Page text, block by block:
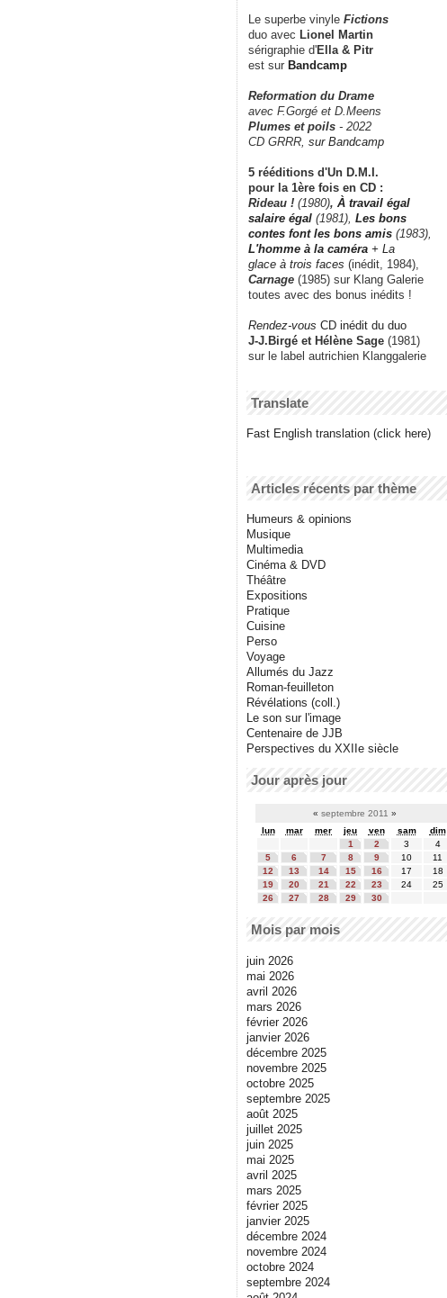
Le superbe vinyle Fictions
duo avec Lionel Martin
sérigraphie d'Ella & Pitr
est sur Bandcamp
Reformation du Drame
avec F.Gorgé et D.Meens
Plumes et poils - 2022
CD GRRR, sur Bandcamp
5 rééditions d'Un D.M.I.
pour la 1ère fois en CD :
Rideau ! (1980), À travail égal
salaire égal (1981), Les bons
contes font les bons amis (1983),
L'homme à la caméra + La
glace à trois faces (inédit, 1984),
Carnage (1985) sur Klang Galerie
toutes avec des bonus inédits !
Rendez-vous CD inédit du duo
J-J.Birgé et Hélène Sage (1981)
sur le label autrichien Klanggalerie
Translate
Fast English translation (click here)
Articles récents par thème
Humeurs & opinions
Musique
Multimedia
Cinéma & DVD
Théâtre
Expositions
Pratique
Cuisine
Perso
Voyage
Allumés du Jazz
Roman-feuilleton
Révélations (coll.)
Le son sur l'image
Centenaire de JJB
Perspectives du XXIIe siècle
Jour après jour
« septembre 2011 »
lun
mar mer jeu ven sam
dim
1
2 3
4
5
6 7 8 9 10
11
12
13 14 15 16 17
18
19
20 21 22 23 24
25
26
27 28 29 30
Mois par mois
juin 2026
mai 2026
avril 2026
mars 2026
février 2026
janvier 2026
décembre 2025
novembre 2025
octobre 2025
septembre 2025
août 2025
juillet 2025
juin 2025
mai 2025
avril 2025
mars 2025
février 2025
janvier 2025
décembre 2024
novembre 2024
octobre 2024
septembre 2024